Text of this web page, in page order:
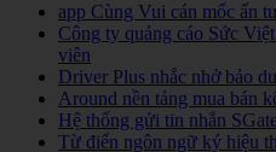
app Cùng Vui cán mốc ấn
Công ty quảng cáo Sức
viên
Driver Plus nhắc nhở bảo
Around nền tảng mua bán
Hệ thống gửi tin nhắn
Từ điển ngôn ngữ ký hiệu